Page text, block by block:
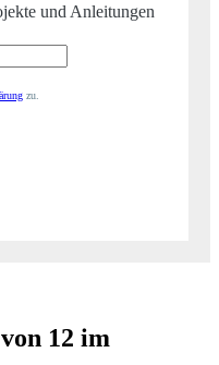
und Anleitungen
zu.
12 im